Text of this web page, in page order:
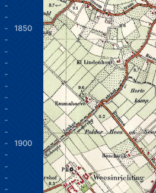
1850
1900